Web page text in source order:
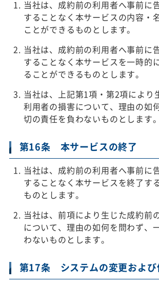
当社は、成約前の利用者へ事前に
することなく本サービスの内容・
ことができるものとします。
当社は、成約前の利用者へ事前に
することなく本サービスを一時的
ることができるものとします。
当社は、上記第1項・第2項により
利用者の損害について、理由の如
切の責任を負わないものとします。
第16条 本サービスの終了
当社は、成約前の利用者へ事前に
することなく本サービスを終了す
ものとします。
当社は、前項により生じた成約前
について、理由の如何を問わず、
わないものとします。
第17条 システムの変更および